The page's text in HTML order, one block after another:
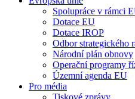
Spolupráce v rámci
Dotace EU
Dotace IROP
Odbor strategického
Národní plán obnovy
Operační programy
Územní agenda EU
Pro média
Tiskové zprávy